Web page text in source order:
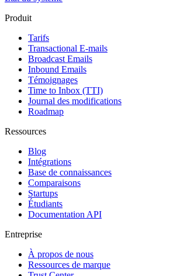
Produit
Tarifs
Transactional E-mails
Broadcast Emails
Inbound Emails
Témoignages
Time to Inbox (TTI)
Journal des modifications
Roadmap
Ressources
Blog
Intégrations
Base de connaissances
Comparaisons
Startups
Étudiants
Documentation API
Entreprise
À propos de nous
Ressources de marque